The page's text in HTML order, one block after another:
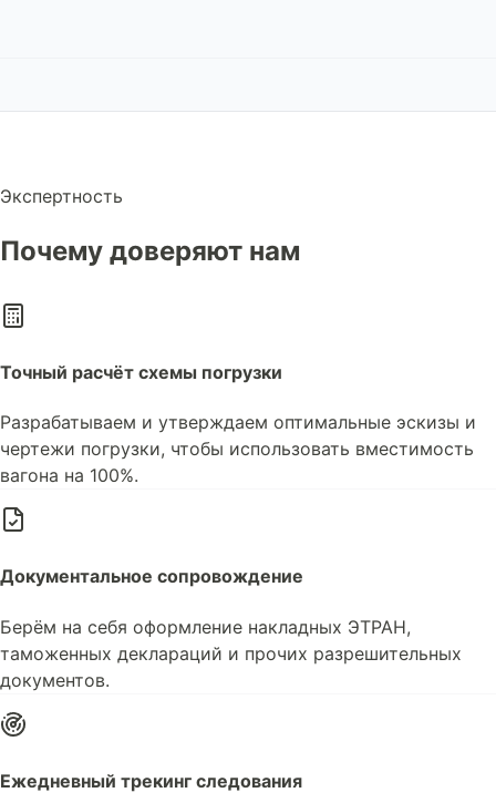
Экспертность
Почему доверяют нам
Точный расчёт схемы погрузки
Разрабатываем и утверждаем оптимальные эскизы и
чертежи погрузки, чтобы использовать вместимость
вагона на 100%.
Документальное сопровождение
Берём на себя оформление накладных ЭТРАН,
таможенных деклараций и прочих разрешительных
документов.
Ежедневный трекинг следования